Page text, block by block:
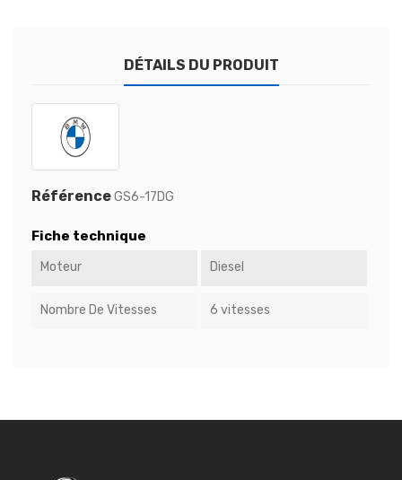
DÉTAILS DU PRODUIT
RéférenceGS6-17DG
Fiche technique
Moteur Diesel
Nombre De Vitesses 6 vitesses